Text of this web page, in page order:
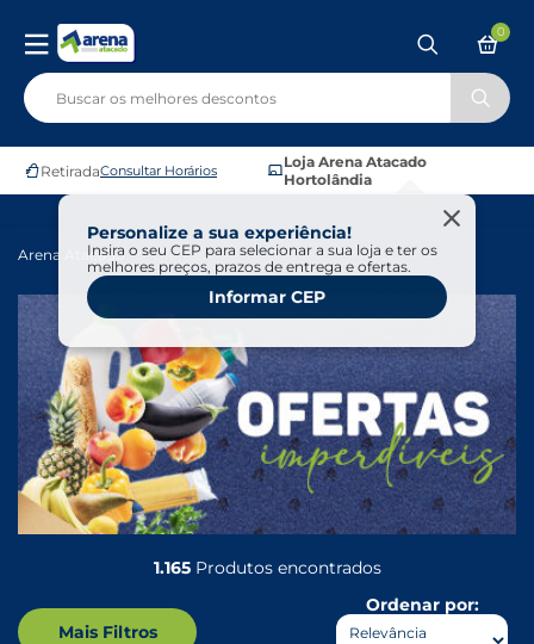
RetiradaConsultar Horários
Loja Arena Atacado
Hortolândia
Personalize a sua experiência!
Insira o seu CEP para selecionar a sua loja e ter os
melhores preços, prazos de entrega e ofertas.
Informar CEP
0
Arena Atacado Ofertas
1.165Produtos encontrados
Mais Filtros
Ordenar por: